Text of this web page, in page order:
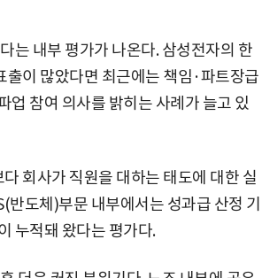
는 내부 평가가 나온다. 삼성전자의 한
이 많았다면 최근에는 책임·파트장급
업 참여 의사를 밝히는 사례가 늘고 있
회사가 직원을 대하는 태도에 대한 실
도체)부문 내부에서는 성과급 산정 기
누적돼 왔다는 평가다.